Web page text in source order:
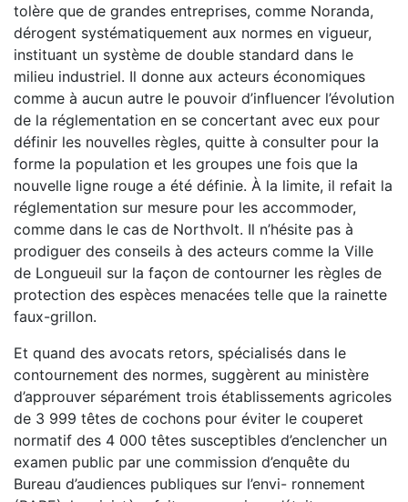
tolère que de grandes entreprises, comme Noranda,
dérogent systématiquement aux normes en vigueur,
instituant un système de double standard dans le
milieu industriel. Il donne aux acteurs économiques
comme à aucun autre le pouvoir d’influencer l’évolution
de la réglementation en se concertant avec eux pour
définir les nouvelles règles, quitte à consulter pour la
forme la population et les groupes une fois que la
nouvelle ligne rouge a été définie. À la limite, il refait la
réglementation sur mesure pour les accommoder,
comme dans le cas de Northvolt. Il n’hésite pas à
prodiguer des conseils à des acteurs comme la Ville
de Longueuil sur la façon de contourner les règles de
protection des espèces menacées telle que la rainette
faux-grillon.
Et quand des avocats retors, spécialisés dans le
contournement des normes, suggèrent au ministère
d’approuver séparément trois établissements agricoles
de 3 999 têtes de cochons pour éviter le couperet
normatif des 4 000 têtes susceptibles d’enclencher un
examen public par une commission d’enquête du
Bureau d’audiences publiques sur l’envi- ronnement